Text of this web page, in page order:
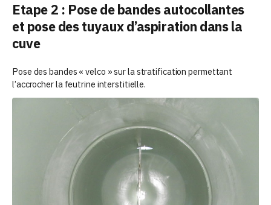
Etape 2 : Pose de bandes autocollantes
et pose des tuyaux d’aspiration dans la
cuve
Pose des bandes « velco » sur la stratification permettant
l’accrocher la feutrine interstitielle.